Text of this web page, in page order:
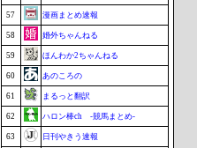
57 漫画まとめ速報
58 婚外ちゃんねる
59 ほんわか2ちゃんねる
60 あのころの
61 まるっと翻訳
62 ハロン棒ch -競馬まとめ-
63 日刊やきう速報